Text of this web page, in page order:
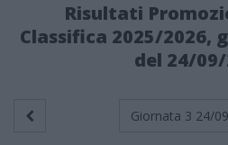
Risultati
Classifica 2025/2026,
del 24/
Giornata 3 24/